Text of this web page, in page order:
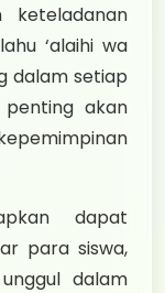
keteladanan
‘alaihi wa
dalam setiap
penting akan
dapat
para siswa,
dalam